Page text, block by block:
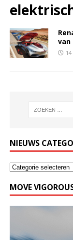
van
NIEUWS
MOVE